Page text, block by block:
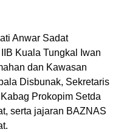
Anwar Sadat
Kuala Tungkal Iwan
dan Kawasan
Disbunak, Sekretaris
Prokopim Setda
serta jajaran BAZNAS